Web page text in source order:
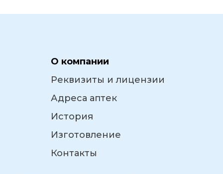
О компании
Реквизиты и лицензии
Адреса аптек
История
Изготовление
Контакты